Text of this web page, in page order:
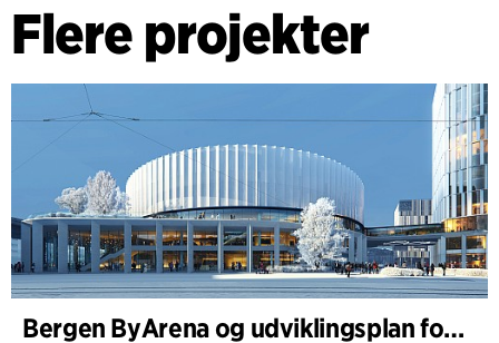
Flere projekter
Bergen ByArena og udviklingsplan for Nygårdstangen